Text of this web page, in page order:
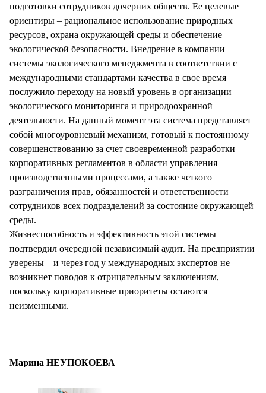
подготовки сотрудников дочерних обществ. Ее целевые
ориентиры – рациональное использование природных
ресурсов, охрана окружающей среды и обеспечение
экологической безопасности. Внедрение в компании
системы экологического менеджмента в соответствии с
международными стандартами качества в свое время
послужило переходу на новый уровень в организации
экологического мониторинга и природоохранной
деятельности. На данный момент эта система представляет
собой многоуровневый механизм, готовый к постоянному
совершенствованию за счет своевременной разработки
корпоративных регламентов в области управления
производственными процессами, а также четкого
разграничения прав, обязанностей и ответственности
сотрудников всех подразделений за состояние окружающей
среды.
Жизнеспособность и эффективность этой системы
подтвердил очередной независимый аудит. На предприятии
уверены – и через год у международных экспертов не
возникнет поводов к отрицательным заключениям,
поскольку корпоративные приоритеты остаются
неизменными.
Марина НЕУПОКОЕВА